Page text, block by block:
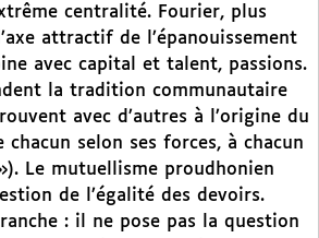
centralité. Fourier, plus
attractif de l’épanouissement
avec capital et talent, passions.
la tradition communautaire
avec d’autres à l’origine du
chacun selon ses forces, à chacun
Le mutuellisme proudhonien
de l’égalité des devoirs.
: il ne pose pas la question